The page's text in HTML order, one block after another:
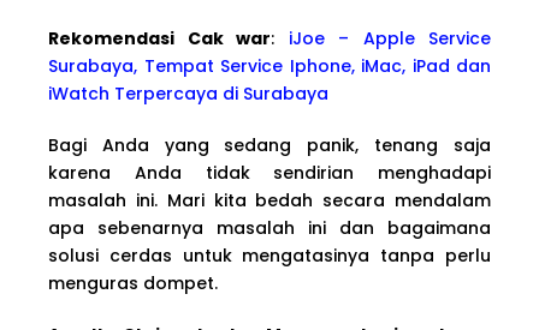
Rekomendasi Cak war: iJoe – Apple Service
Surabaya, Tempat Service Iphone, iMac, iPad dan
iWatch Terpercaya di Surabaya
Bagi Anda yang sedang panik, tenang saja
karena Anda tidak sendirian menghadapi
masalah ini. Mari kita bedah secara mendalam
apa sebenarnya masalah ini dan bagaimana
solusi cerdas untuk mengatasinya tanpa perlu
menguras dompet.